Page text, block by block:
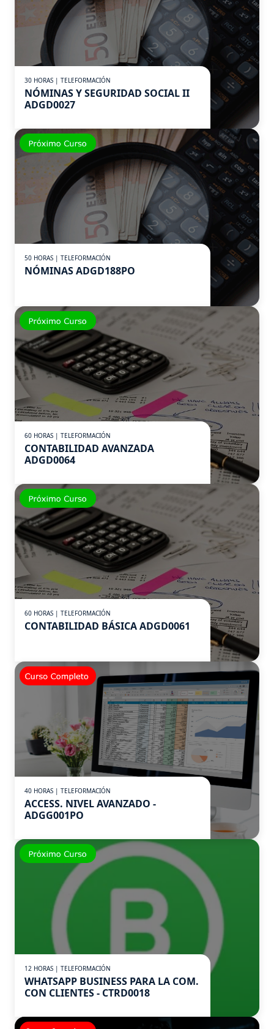
30 HORAS | TELEFORMACIÓN
NÓMINAS Y SEGURIDAD SOCIAL II
ADGD0027
50 HORAS | TELEFORMACIÓN
NÓMINAS ADGD188PO
60 HORAS | TELEFORMACIÓN
CONTABILIDAD AVANZADA
ADGD0064
60 HORAS | TELEFORMACIÓN
CONTABILIDAD BÁSICA ADGD0061
40 HORAS | TELEFORMACIÓN
ACCESS. NIVEL AVANZADO -
ADGG001PO
12 HORAS | TELEFORMACIÓN
WHATSAPP BUSINESS PARA LA COM.
CON CLIENTES - CTRD0018